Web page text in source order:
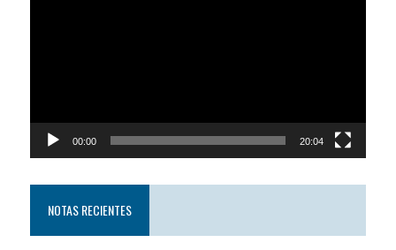
00:00 20:04
NOTAS RECIENTES